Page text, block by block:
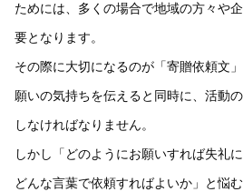
ためには、多くの場合で地域の方々や
要となります。
その際に大切になるのが「寄贈依頼文
願いの気持ちを伝えると同時に、活動
しなければなりません。
しかし「どのようにお願いすれば失礼
どんな言葉で依頼すればよいか」と悩